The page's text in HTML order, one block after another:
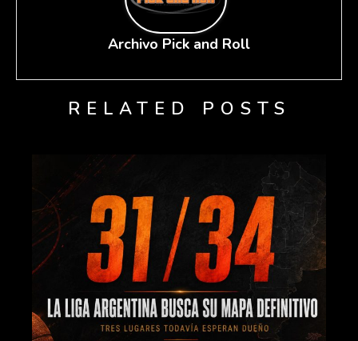
Archivo Pick and Roll
RELATED POSTS